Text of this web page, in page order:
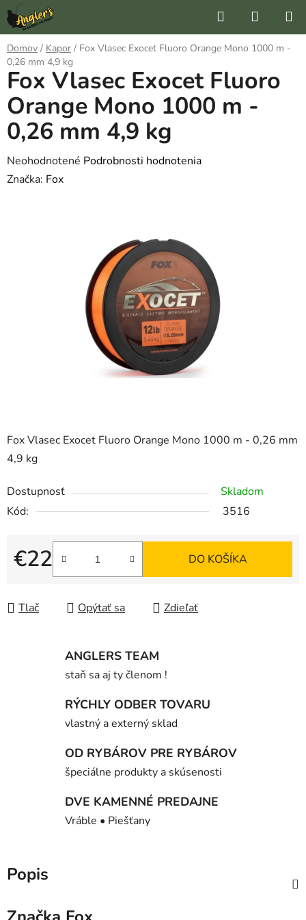
Prejsť
na
obsah
Hľadať
KOŠÍK
Domov / Kapor / Fox Vlasec Exocet Fluoro Orange Mono 1000 m -
0,26 mm 4,9 kg
Fox Vlasec Exocet Fluoro Orange Mono 1000 m - 0,26 mm
4,9 kg
Dostupnosť
Skladom
Kód:
3516
€22
Jednotková cena:
DO KOŠÍKA
Tlač Opýtať sa Zdieľať
Fox Vlasec Exocet Fluoro
Orange Mono 1000 m -
0,26 mm 4,9 kg
Priemerné
hodnotenie
Neohodnotené Podrobnosti hodnotenia
Značka: Fox
ANGLERS TEAM
staň sa aj ty členom !
RÝCHLY ODBER TOVARU
vlastný a externý sklad
OD RYBÁROV PRE RYBÁROV
špeciálne produkty a skúsenosti
DVE KAMENNÉ PREDAJNE
Vráble • Piešťany
Popis